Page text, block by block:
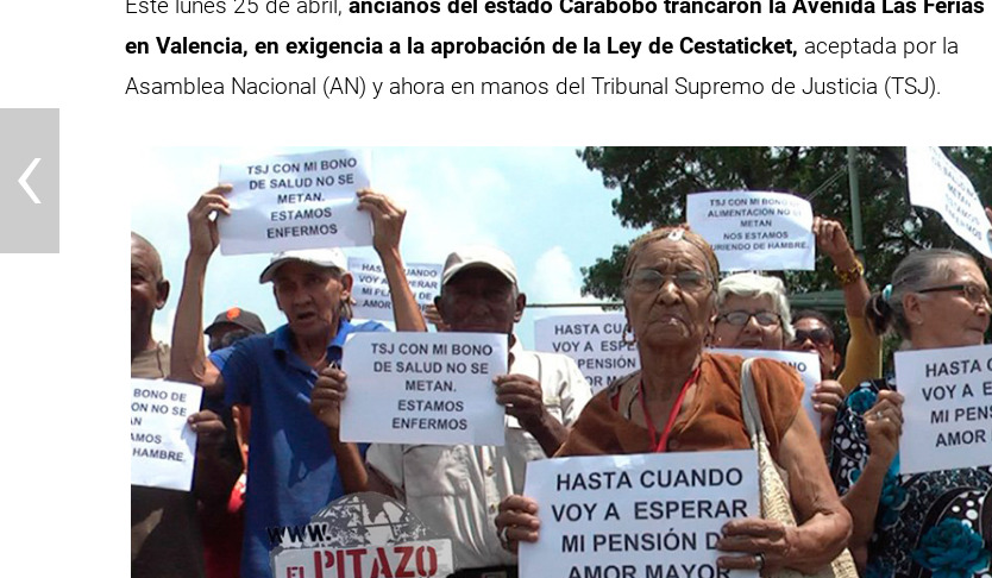
Este lunes 25 de abril, ancianos del estado Carabobo trancaron la Avenida Las Ferias
en Valencia, en exigencia a la aprobación de la Ley de Cestaticket, aceptada por la
Asamblea Nacional (AN) y ahora en manos del Tribunal Supremo de Justicia (TSJ).
‹